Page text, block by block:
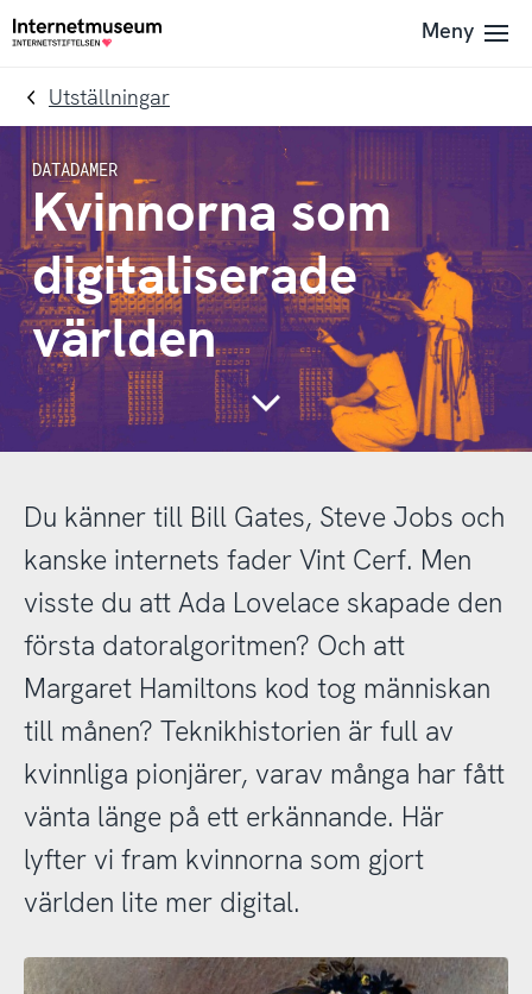
To
navigation
Till
innehållet
Till
Meny
Utställningar
Kvinnorna som
digitaliserade
världen
Continue
Du känner till Bill Gates, Steve Jobs och
kanske internets fader Vint Cerf. Men
visste du att Ada Lovelace skapade den
första datoralgoritmen? Och att
Margaret Hamiltons kod tog människan
till månen? Teknikhistorien är full av
kvinnliga pionjärer, varav många har fått
vänta länge på ett erkännande. Här
lyfter vi fram kvinnorna som gjort
världen lite mer digital.